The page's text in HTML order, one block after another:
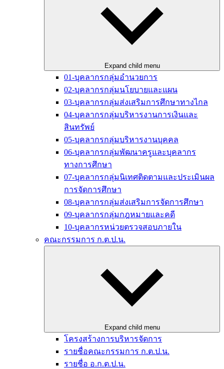
Expand child menu
01-บุคลากรกลุ่มอำนวยการ
02-บุคลากรกลุ่มนโยบายและแผน
03-บุคลากรกลุ่มส่งเสริมการศึกษาทางไกล
04-บุคลากรกลุ่มบริหารงานการเงินและ
สินทรัพย์
05-บุคลากรกลุ่มบริหารงานบุคคล
06-บุคลากรกลุ่มพัฒนาครูและบุคลากร
ทางการศึกษา
07-บุคลากรกลุ่มนิเทศติดตามและประเมินผล
การจัดการศึกษา
08-บุคลากรกลุ่มส่งเสริมการจัดการศึกษา
09-บุคลากรกลุ่มกฎหมายและคดี
10-บุคลากรหน่วยตรวจสอบภายใน
คณะกรรมการ ก.ต.ป.น.
Expand child menu
โครงสร้างการบริหารจัดการ
รายชื่อคณะกรรมการ ก.ต.ป.น.
รายชื่อ อ.ก.ต.ป.น.